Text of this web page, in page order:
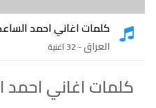
كلمات اغاني احمد
العراق- 32 اغنية
كلمات اغاني